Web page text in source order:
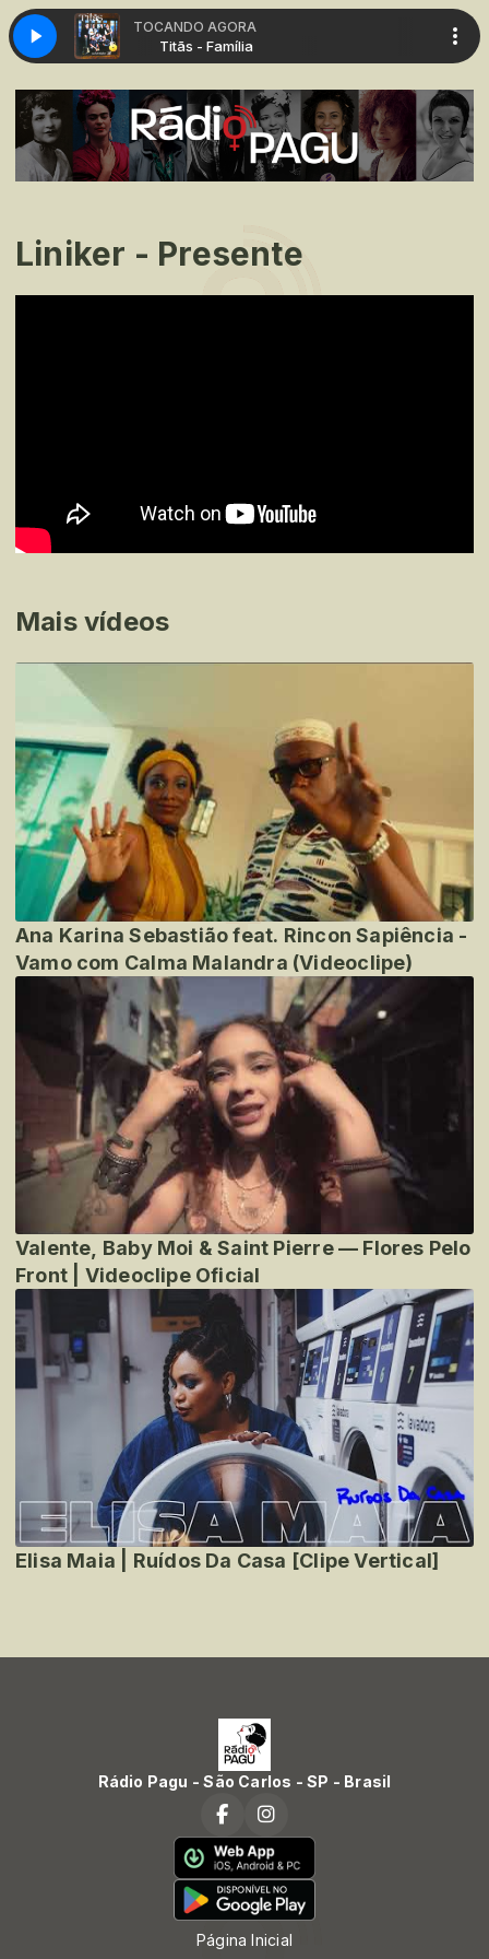
TOCANDO AGORA
Família Titãs - Família
Liniker - Presente
Mais vídeos
Ana Karina Sebastião feat. Rincon Sapiência -
Vamo com Calma Malandra (Videoclipe)
Valente, Baby Moi & Saint Pierre — Flores Pelo
Front | Videoclipe Oficial
Elisa Maia | Ruídos Da Casa [Clipe Vertical]
Rádio Pagu - São Carlos - SP - Brasil
Página Inicial